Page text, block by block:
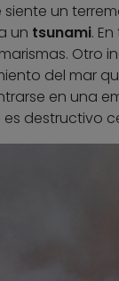
siente un
un tsunami.
Otro
del mar
en una
destructivo